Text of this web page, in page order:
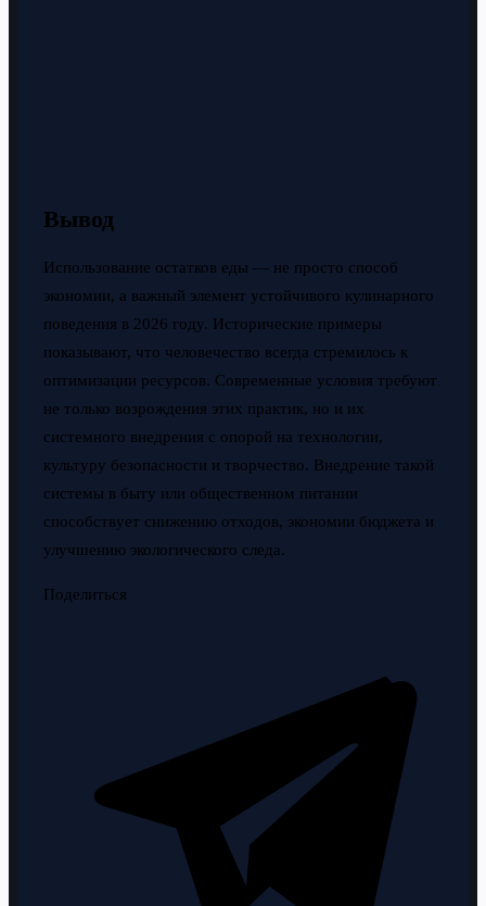
Вывод
Использование остатков еды — не просто способ
экономии, а важный элемент устойчивого кулинарного
поведения в 2026 году. Исторические примеры
показывают, что человечество всегда стремилось к
оптимизации ресурсов. Современные условия требуют
не только возрождения этих практик, но и их
системного внедрения с опорой на технологии,
культуру безопасности и творчество. Внедрение такой
системы в быту или общественном питании
способствует снижению отходов, экономии бюджета и
улучшению экологического следа.
Поделиться